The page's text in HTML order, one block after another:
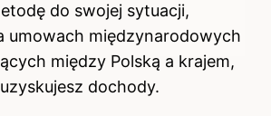
do swojej sytuacji,
umowach międzynarodowych
między Polską a krajem,
dochody.